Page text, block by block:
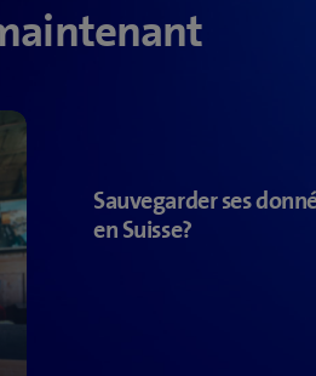
Sauvegarder ses
en Suisse?